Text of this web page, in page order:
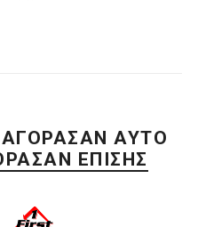
ΑΥΤΌ
ΕΠΊΣΗΣ